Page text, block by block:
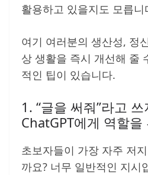
활용하고 있을지도 모릅니
여기 여러분의 생산성, 정
상 생활을 즉시 개선해 줄
적인 팁이 있습니다.
1. “글을 써줘”라고
ChatGPT에게 역할을
초보자들이 가장 자주 저
까요? 너무 일반적인 지시